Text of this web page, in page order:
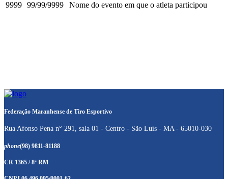
9999 99/99/9999 Nome do evento em que o atleta participou
Federação Maranhense de Tiro Esportivo
Rua Afonso Pena n° 291, sala 01 - Centro - São Luís - MA - 65010-030
phone(98) 9811-81188
CR 1365 / 8ª RM